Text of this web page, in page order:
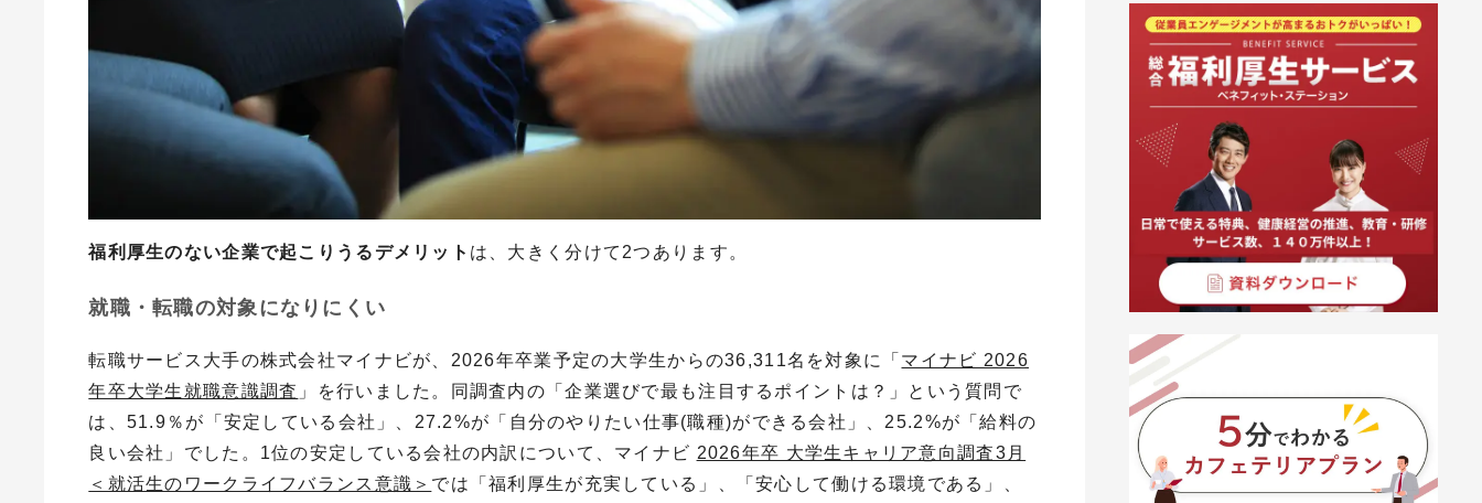
福利厚生のない企業で起こりうるデメリット は、大きく分けて2つあります。
就職・転職の対象になりにくい
転職サービス大手の株式会社マイナビが、2026年卒業予定の大学生からの36,311名を対象に「 マイナビ 2026
年卒大学生就職意識調査 」を行いました。
同調査内の「企業選びで最も注目するポイントは？」という質問で
は、51.9％が「 安定している会社」、27.2%が「自分のやりたい仕事(職種)ができる会社」、25.2%が「給料の
良い会社」でした。1位の安定している会社の内訳について、マイナビ 2026年卒 大学生キャリア意向調査3月
＜就活生のワークライフバランス意識＞ では「福利厚生が充実している」、「安心して働ける環境である」、